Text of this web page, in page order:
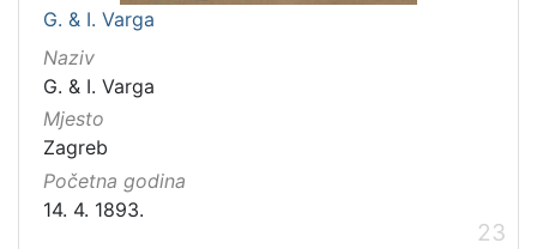
G. & I. Varga
Naziv
G. & I. Varga
Mjesto
Zagreb
Početna godina
14. 4. 1893.
23